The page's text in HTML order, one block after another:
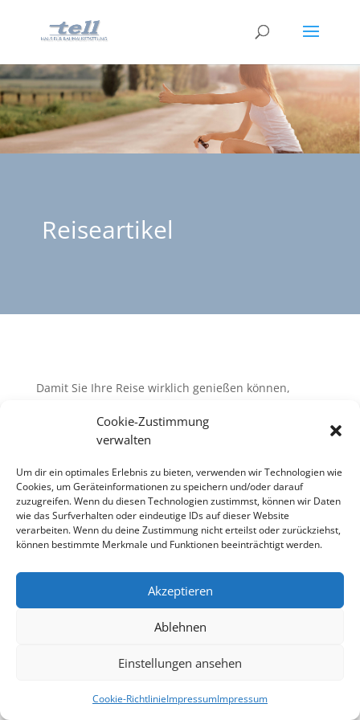
Cookie-Zustimmung
verwalten
Um dir ein optimales Erlebnis zu bieten, verwenden wir Technologien wie
Cookies, um Geräteinformationen zu speichern und/oder darauf
zuzugreifen. Wenn du diesen Technologien zustimmst, können wir Daten
wie das Surfverhalten oder eindeutige IDs auf dieser Website
verarbeiten. Wenn du deine Zustimmung nicht erteilst oder zurückziehst,
können bestimmte Merkmale und Funktionen beeinträchtigt werden.
Akzeptieren
Ablehnen
Einstellungen ansehen
Cookie-RichtlinieImpressumImpressum
Reiseartikel
Damit Sie Ihre Reise wirklich genießen können,
perfekt auf die unterschiedlichen
Reisegewohnheiten einstellen.
Überzeugen Sie sich selbst, wir freuen und auf
Ihren Besuch!
© 2018 wattweb medienagentur